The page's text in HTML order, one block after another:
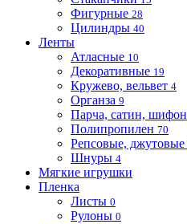
Фигурные 28
Цилиндры 40
Ленты
Атласные 10
Декоративные 19
Кружево, вельвет 4
Органза 9
Парча, сатин, шифон
Полипропилен 70
Репсовые, джутовые
Шнуры 4
Мягкие игрушки
Пленка
Листы 0
Рулоны 0